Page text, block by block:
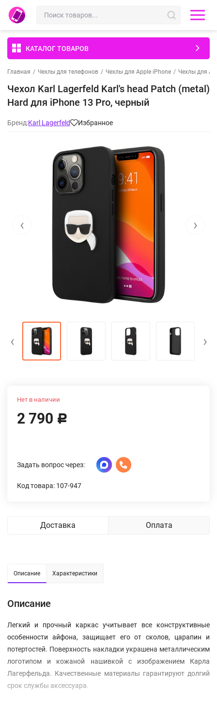
КАТАЛОГ ТОВАРОВ
Главная / Чехлы для телефонов / Чехлы для Apple iPhone / Чехлы для
Чехол Karl Lagerfeld Karl's head Patch (metal)
Hard для iPhone 13 Pro, черный
Бренд:Karl Lagerfeld Избранное
‹ ›
‹ ›
Нет в наличии
2 790 Р
Задать вопрос через:
Код товара: 107-947
Доставка Оплата
Описание Характеристики
Описание
Легкий и прочный каркас учитывает все конструктивные
особенности айфона, защищает его от сколов, царапин и
потертостей. Поверхность накладки украшена металлическим
логотипом и кожаной нашивкой с изображением Карла
Лагерфельда. Качественные материалы гарантируют долгий
срок службы аксессуара.